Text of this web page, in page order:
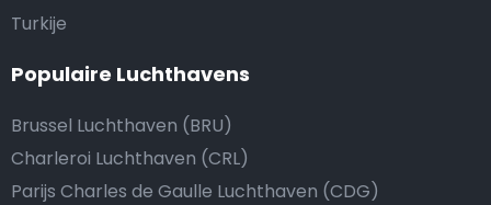
Turkije
Populaire Luchthavens
Brussel Luchthaven (BRU)
Charleroi Luchthaven (CRL)
Parijs Charles de Gaulle Luchthaven (CDG)